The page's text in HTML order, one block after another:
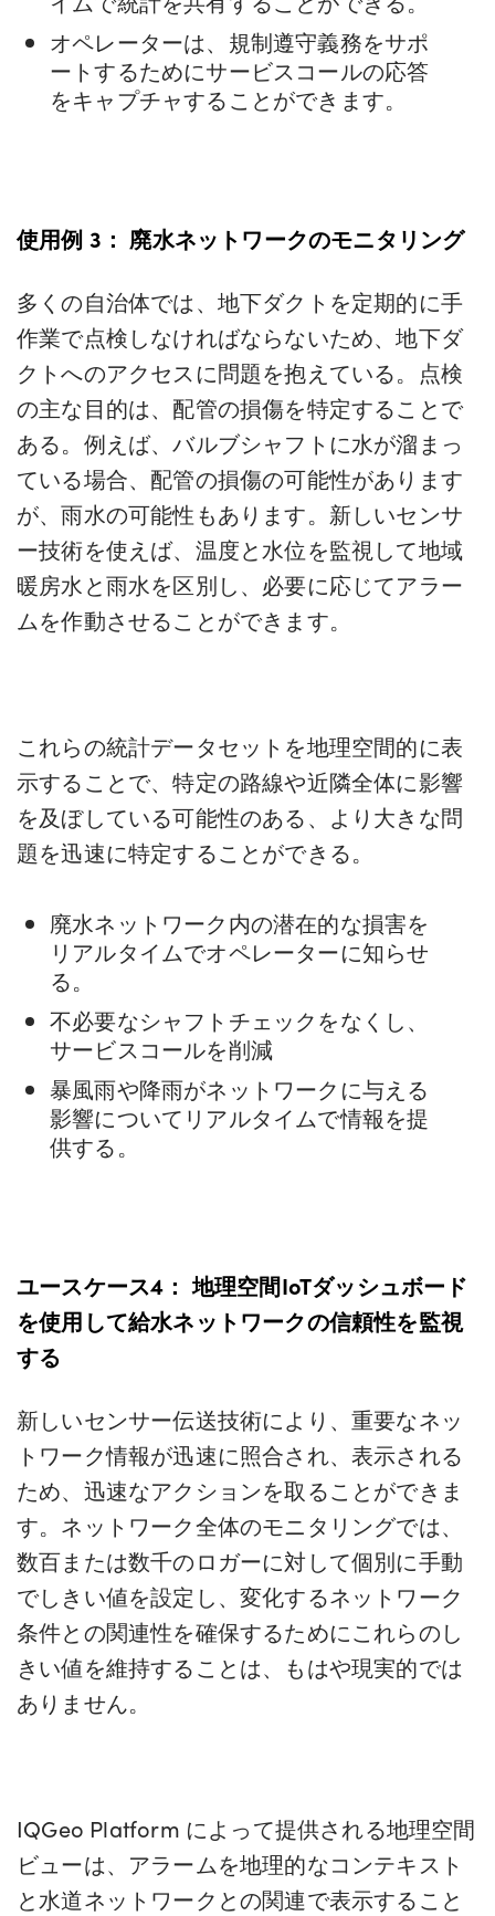
オペレーターは、規制遵守義務をサポ
ートするためにサービスコールの応答
をキャプチャすることができます。
使用例 3： 廃水ネットワークのモニタリング
多くの自治体では、地下ダクトを定期的に手
作業で点検しなければならないため、地下ダ
クトへのアクセスに問題を抱えている。点検
の主な目的は、配管の損傷を特定することで
ある。例えば、バルブシャフトに水が溜まっ
ている場合、配管の損傷の可能性があります
が、雨水の可能性もあります。新しいセンサ
ー技術を使えば、温度と水位を監視して地域
暖房水と雨水を区別し、必要に応じてアラー
ムを作動させることができます。
これらの統計データセットを地理空間的に表
示することで、特定の路線や近隣全体に影響
を及ぼしている可能性のある、より大きな問
題を迅速に特定することができる。
廃水ネットワーク内の潜在的な損害を
リアルタイムでオペレーターに知らせ
る。
不必要なシャフトチェックをなくし、
サービスコールを削減
暴風雨や降雨がネットワークに与える
影響についてリアルタイムで情報を提
供する。
ユースケース4：地理空間IoTダッシュボード
を使用して給水ネットワークの信頼性を監視
する
新しいセンサー伝送技術により、重要なネッ
トワーク情報が迅速に照合され、表示される
ため、迅速なアクションを取ることができま
す。ネットワーク全体のモニタリングでは、
数百または数千のロガーに対して個別に手動
でしきい値を設定し、変化するネットワーク
条件との関連性を確保するためにこれらのし
きい値を維持することは、もはや現実的では
ありません。
IQGeo Platform によって提供される地理空間
ビューは、アラームを地理的なコンテキスト
と水道ネットワークとの関連で表示すること